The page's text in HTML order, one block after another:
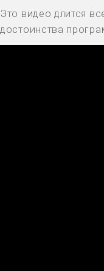
Это видео длится
достоинства